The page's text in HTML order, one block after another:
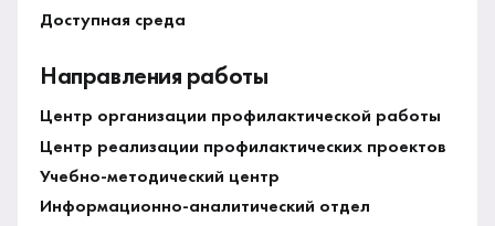
Доступная среда
Направления работы
Центр организации профилактической работы
Центр реализации профилактических проектов
Учебно-методический центр
Информационно-аналитический отдел